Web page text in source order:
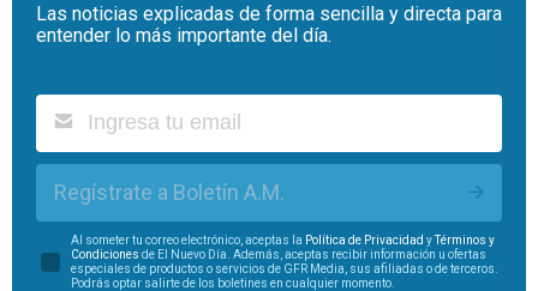
Las noticias explicadas de forma sencilla y directa para
entender lo más importante del día.
Regístrate a Boletín A.M.
Al someter tu correo electrónico, aceptas la Política de Privacidad yTérminos y
Condiciones de El Nuevo Día. Además, aceptas recibir información u ofertas
especiales de productos o servicios de GFR Media, sus afiliadas o de terceros.
Podrás optar salirte de los boletines en cualquier momento.